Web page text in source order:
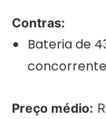
Contras:
Bateria de
Preço médio: